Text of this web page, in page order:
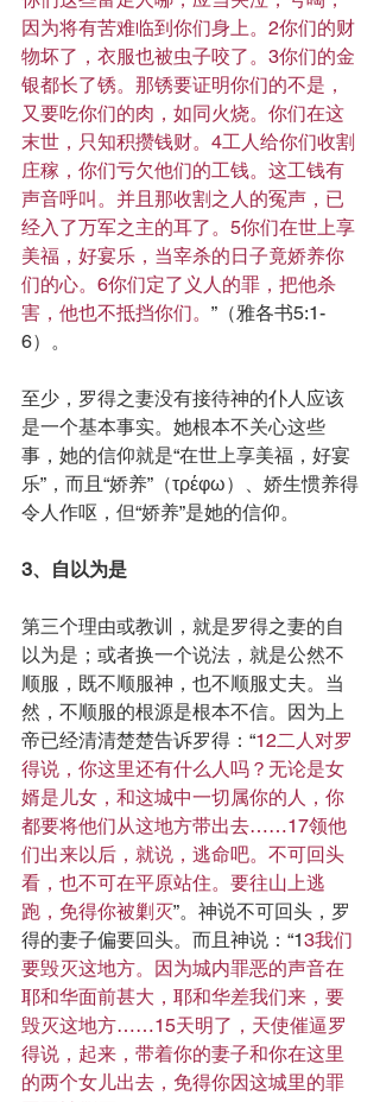
因为将有苦难临到你们身上。2你们的财
物坏了，衣服也被虫子咬了。3你们的金
银都长了锈。那锈要证明你们的不是，
又要吃你们的肉，如同火烧。你们在这
末世，只知积攒钱财。4工人给你们收割
庄稼，你们亏欠他们的工钱。这工钱有
声音呼叫。并且那收割之人的冤声，已
经入了万军之主的耳了。5你们在世上享
美福，好宴乐，当宰杀的日子竟娇养你
们的心。6你们定了义人的罪，把他杀
害，他也不抵挡你们。 ”（雅各书5:1-
6）。
至少，罗得之妻没有接待神的仆人应该
是一个基本事实。她根本不关心这些
事，她的信仰就是“在世上享美福，好宴
乐”，而且“娇养”（τρέφω）、娇生惯养得
令人作呕，但“娇养”是她的信仰。
3、自以为是
第三个理由或教训，就是罗得之妻的自
以为是；或者换一个说法，就是公然不
顺服，既不顺服神，也不顺服丈夫。当
然，不顺服的根源是根本不信。因为上
帝已经清清楚楚告诉罗得：“12二人对罗
得说，你这里还有什么人吗？无论是女
婿是儿女，和这城中一切属你的人，你
都要将他们从这地方带出去……17领他
们出来以后，就说，逃命吧。不可回头
看，也不可在平原站住。要往山上逃
跑，免得你被剿灭”。神说不可回头，罗
得的妻子偏要回头。而且神说：“13我们
要毁灭这地方。因为城内罪恶的声音在
耶和华面前甚大，耶和华差我们来，要
毁灭这地方……15天明了，天使催逼罗
得说，起来，带着你的妻子和你在这里
的两个女儿出去，免得你因这城里的罪